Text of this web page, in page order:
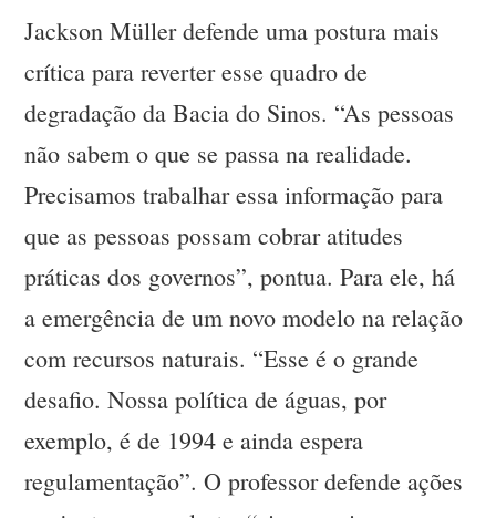
Jackson Müller defende uma postura mais
crítica para reverter esse quadro de
degradação da Bacia do Sinos. “As pessoas
não sabem o que se passa na realidade.
Precisamos trabalhar essa informação para
que as pessoas possam cobrar atitudes
práticas dos governos”, pontua. Para ele, há
a emergência de um novo modelo na relação
com recursos naturais. “Esse é o grande
desafio. Nossa política de águas, por
exemplo, é de 1994 e ainda espera
regulamentação”. O professor defende ações